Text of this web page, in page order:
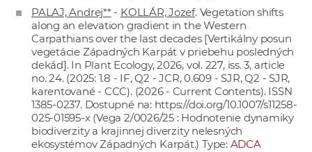
PALAJ, Andrej**- KOLLÁR, Jozef. Vegetation shifts
along an elevation gradient in the Western
Carpathians over the last decades [Vertikálny posun
vegetácie Západných Karpát v priebehu posledných
dekád]. In Plant Ecology, 2026, vol. 227, iss. 3, article
no. 24. (2025: 1.8 - IF, Q2 - JCR, 0.609 - SJR, Q2 - SJR,
karentované - CCC). (2026 - Current Contents). ISSN
1385-0237. Dostupné na: https://doi.org/10.1007/s11258-
025-01595-x(Vega 2/0026/25 : Hodnotenie dynamiky
biodiverzity a krajinnej diverzity nelesných
ekosystémov Západných Karpát.) Type: ADCA